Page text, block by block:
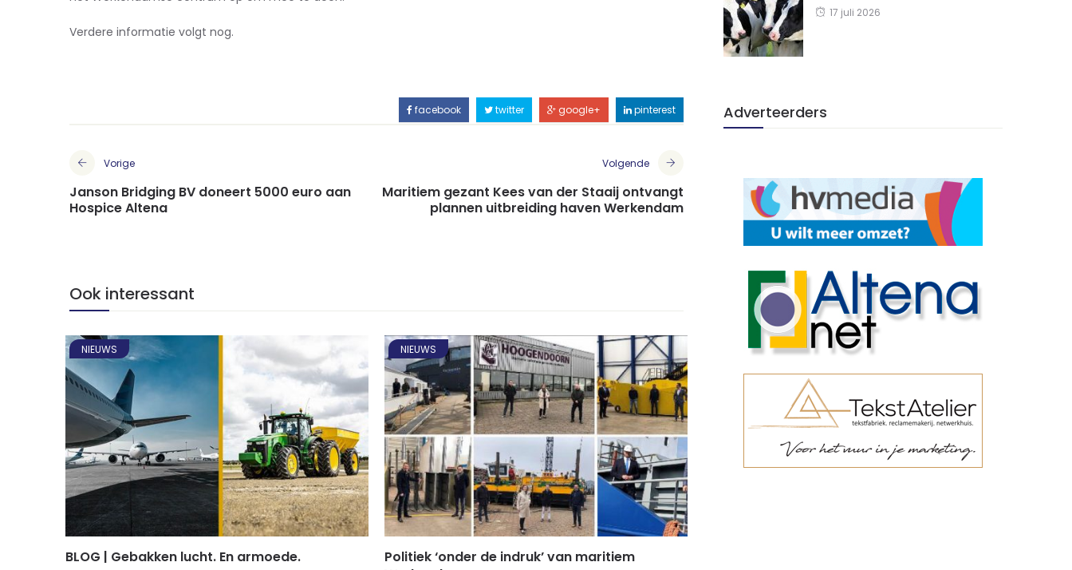
Verdere informatie volgt nog.
facebook twitter google+ pinterest
Vorige
Janson Bridging BV doneert 5000 euro aan
Hospice Altena
Volgende
Maritiem gezant Kees van der Staaij ontvangt
plannen uitbreiding haven Werkendam
Ook interessant
NIEUWS
BLOG | Gebakken lucht. En armoede.
NIEUWS
Politiek ‘onder de indruk’ van maritiem
17 juli 2026
Adverteerders